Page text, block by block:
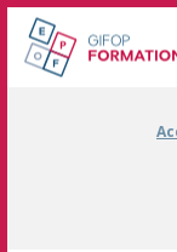
GIFOP